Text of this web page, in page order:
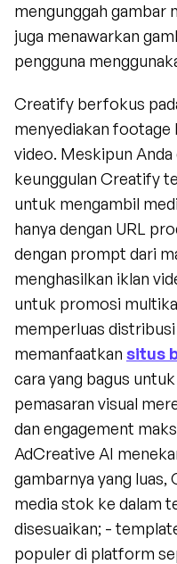
mengunggah gambar
juga menawarkan
pengguna
Creatify berfokus
menyediakan
video. Meskipun
keunggulan Creatify
untuk mengambil
hanya dengan URL
dengan prompt dari
menghasilkan iklan
untuk promosi
memperluas
memanfaatkan situs
cara yang bagus
pemasaran visual
dan engagement
AdCreative AI
gambarnya yang
media stok ke dalam
disesuaikan; -
populer di platform